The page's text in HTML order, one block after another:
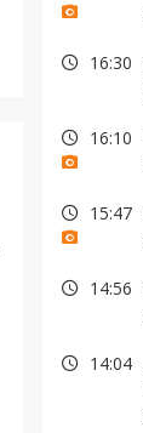
16:30
16:10
15:47
14:56
14:04